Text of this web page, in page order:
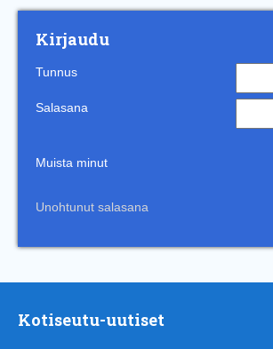
Kirjaudu
Tunnus
Salasana
Muista minut
Unohtunut salasana
Kotiseutu-uutiset